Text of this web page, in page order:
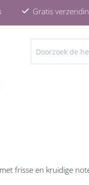
Gratis
ZOEKEN
frisse en kruidige